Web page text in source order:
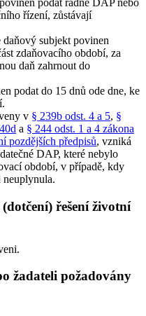
podat řádné DAP nebo
řízení, zůstávají
subjekt povinen
zdaňovacího období, za
daň zahrnout do
podat do 15 dnů ode dne, ke
v § 239b odst. 4 a 5, §
a § 244 odst. 1 a 4 zákona
pozdějších předpisů, vzniká
DAP, které nebylo
období, v případě, kdy
neuplynula.
řešení životní
žadateli požadovány